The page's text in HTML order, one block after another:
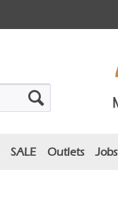
SALE Outlets Jobs